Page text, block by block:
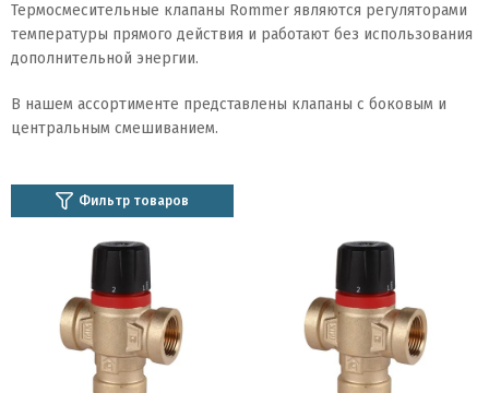
Термосмесительные клапаны Rommer являются регуляторами
температуры прямого действия и работают без использования
дополнительной энергии.
В нашем ассортименте представлены клапаны с боковым и
центральным смешиванием.
Фильтр товаров